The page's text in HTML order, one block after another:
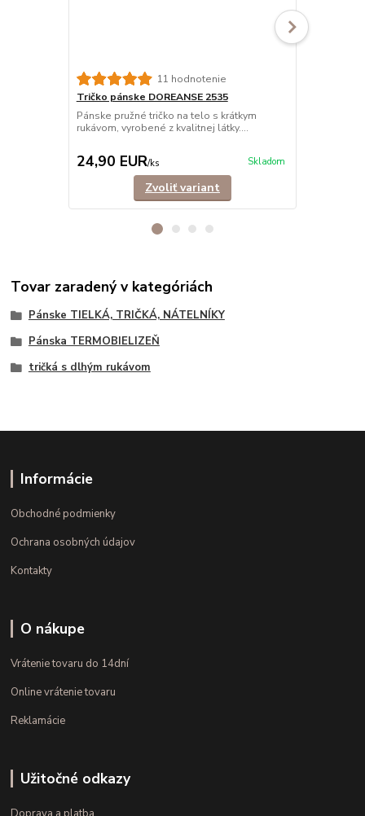
11 hodnotenie
Tričko pánske DOREANSE 2535
Pánske pružné tričko na telo s krátkym
rukávom, vyrobené z kvalitnej látky....
24,90 EUR/ks Skladom
Zvoliť variant
Tovar zaradený v kategóriách
Pánske TIELKÁ, TRIČKÁ, NÁTELNÍKY
Pánska TERMOBIELIZEŇ
tričká s dlhým rukávom
Informácie
Obchodné podmienky
Ochrana osobných údajov
Kontakty
O nákupe
Vrátenie tovaru do 14dní
Online vrátenie tovaru
Reklamácie
Užitočné odkazy